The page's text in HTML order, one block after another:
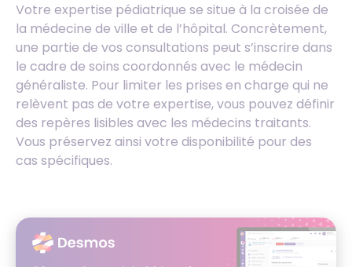
Votre expertise pédiatrique se situe à la croisée de
la médecine de ville et de l’hôpital. Concrètement,
une partie de vos consultations peut s’inscrire dans
le cadre de soins coordonnés avec le médecin
généraliste. Pour limiter les prises en charge qui ne
relèvent pas de votre expertise, vous pouvez définir
des repères lisibles avec les médecins traitants.
Vous préservez ainsi votre disponibilité pour des
cas spécifiques.